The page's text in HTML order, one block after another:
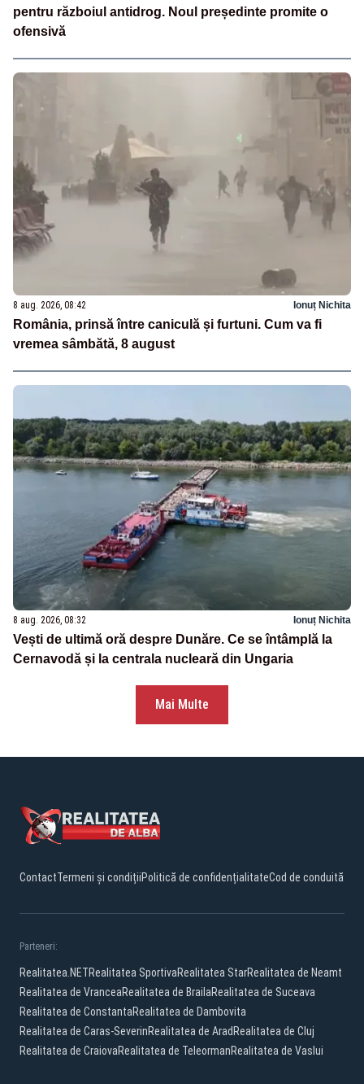
pentru războiul antidrog. Noul președinte promite o
ofensivă
8 aug. 2026, 08:42 Ionuț Nichita
România, prinsă între caniculă și furtuni. Cum va fi
vremea sâmbătă, 8 august
8 aug. 2026, 08:32 Ionuț Nichita
Vești de ultimă oră despre Dunăre. Ce se întâmplă la
Cernavodă și la centrala nucleară din Ungaria
Mai Multe
ContactTermeni și condițiiPolitică de confidențialitateCod de conduită
Parteneri:
Realitatea.NETRealitatea SportivaRealitatea StarRealitatea de Neamt
Realitatea de VranceaRealitatea de BrailaRealitatea de Suceava
Realitatea de ConstantaRealitatea de Dambovita
Realitatea de Caras-SeverinRealitatea de Arad Realitatea de Cluj
Realitatea de CraiovaRealitatea de TeleormanRealitatea de Vaslui